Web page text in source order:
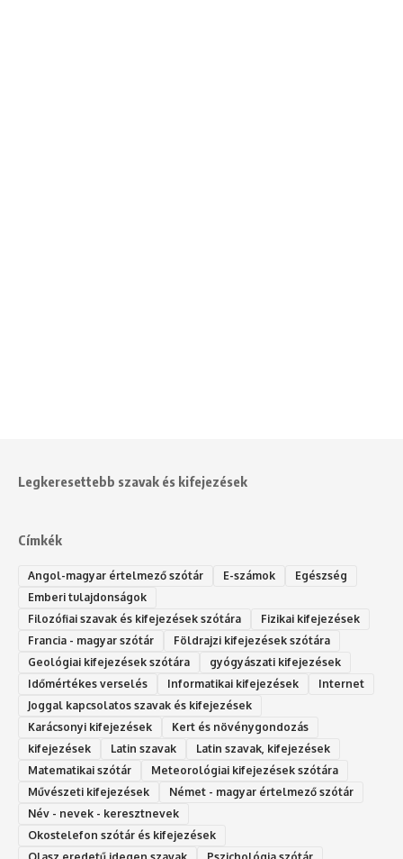
Legkeresettebb szavak és kifejezések
Címkék
Angol-magyar értelmező szótár E-számok
Egészség
Emberi tulajdonságok
Filozófiai szavak és kifejezések szótára
Fizikai kifejezések
Francia - magyar szótár
Földrajzi kifejezések szótára
Geológiai kifejezések szótára
gyógyászati kifejezések
Időmértékes verselés
Informatikai kifejezések
Internet
Joggal kapcsolatos szavak és kifejezések
Karácsonyi kifejezések
Kert és növénygondozás
kifejezések
Latin szavak
Latin szavak, kifejezések
Matematikai szótár
Meteorológiai kifejezések szótára
Művészeti kifejezések
Német - magyar értelmező szótár
Név - nevek - keresztnevek
Okostelefon szótár és kifejezések